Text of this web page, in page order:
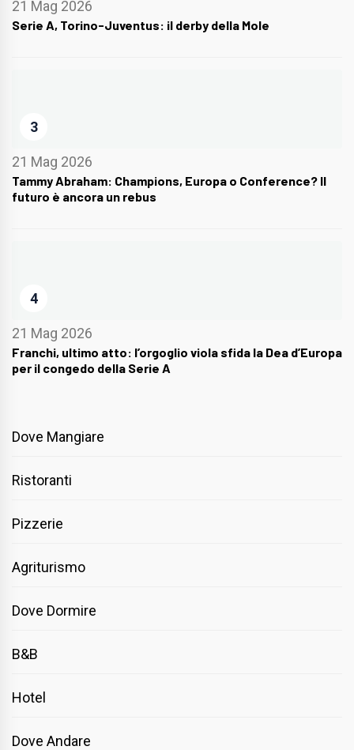
21 Mag 2026
Serie A, Torino-Juventus: il derby della Mole
3
21 Mag 2026
Tammy Abraham: Champions, Europa o Conference? Il
futuro è ancora un rebus
4
21 Mag 2026
Franchi, ultimo atto: l’orgoglio viola sfida la Dea d’Europa
per il congedo della Serie A
Dove Mangiare
Ristoranti
Pizzerie
Agriturismo
Dove Dormire
B&B
Hotel
Dove Andare